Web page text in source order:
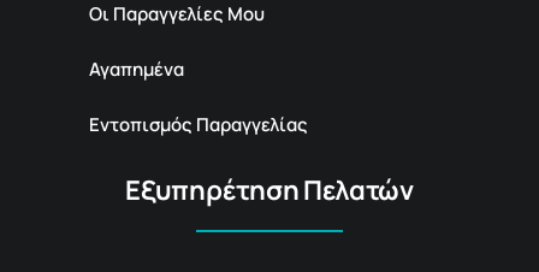
Οι Παραγγελίες Μου
Αγαπημένα
Εντοπισμός Παραγγελίας
Εξυπηρέτηση Πελατών